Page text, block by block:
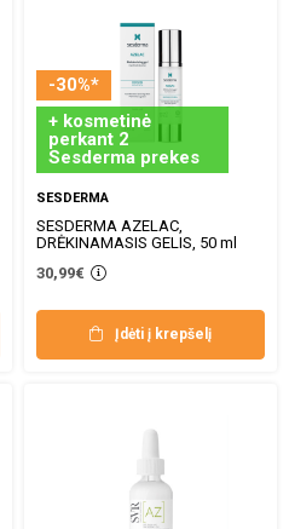
-30%*
+ kosmetinė
perkant 2
Sesderma prekes
SESDERMA
SESDERMA AZELAC,
DRĖKINAMASIS GELIS, 50 ml
30,99€
Įdėti į krepšelį